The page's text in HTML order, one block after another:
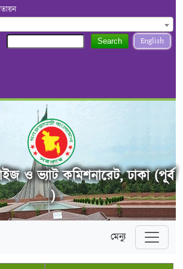
English
Search
ও ভ্যাট কমিশনারেট, ঢাকা (পূর্ব
)
মেন্যু